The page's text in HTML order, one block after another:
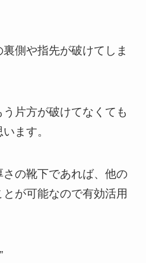
側や指先が破けてしま
片方が破けてなくても
ます。
の靴下であれば、他の
が可能なので有効活用